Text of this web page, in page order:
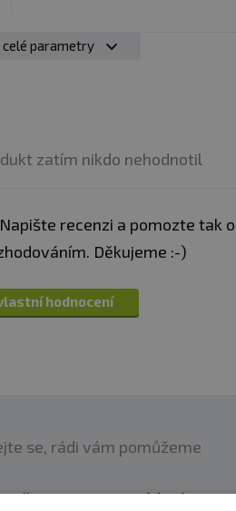
parametry
zatím nikdo nehodnotil
recenzi a pomozte tak
Děkujeme :-)
hodnocení
se, rádi vám pomůžeme
vše. Zeptejte se, rádi vám